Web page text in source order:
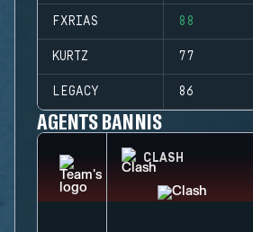
FXRIAS 88
KURTZ 77
LEGACY 86
AGENTS BANNIS
CLASH